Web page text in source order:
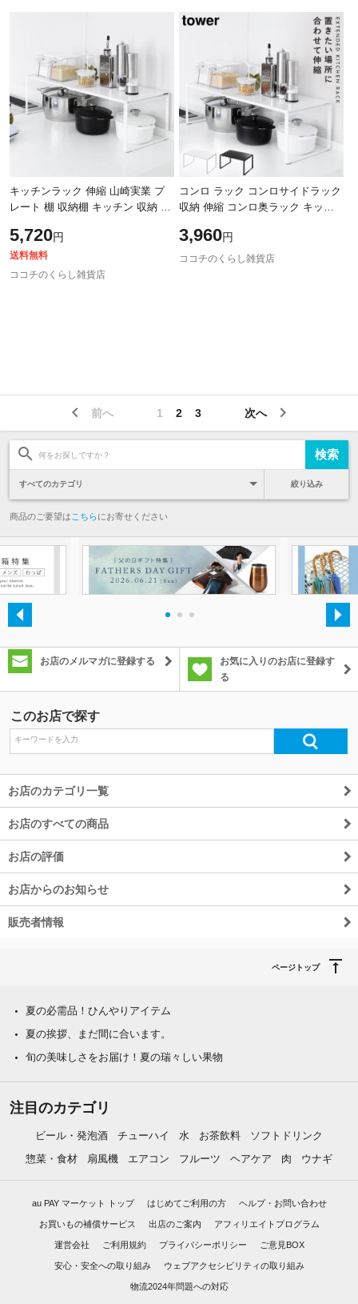
キッチンラック 伸縮 山崎実業 プ
レート 棚 収納棚 キッチン 収納 伸
5,720円
送料無料
ココチのくらし雑貨店
コンロ ラック コンロサイドラック
収納 伸縮 コンロ奥ラック キッチ
tower ホワイト ブラック 山崎実
3,960円
ココチのくらし雑貨店
前へ 次へ
1 2 3
絞り込み
商品のご要望は こちらにお寄せください
お店のメルマガに登録する
お気に入りのお店に登録す
る
このお店で探す
お店のカテゴリ一覧
お店のすべての商品
お店の評価
お店からのお知らせ
販売者情報
ページトップ
夏の必需品！ひんやりアイテム
夏の挨拶、まだ間に合います。
旬の美味しさをお届け！夏の瑞々しい果物
注目のカテゴリ
ビール・発泡酒 チューハイ 水 お茶飲料
ソフトドリンク
惣菜・食材
扇風機 エアコン フルーツ ヘアケア 肉 ウナギ
au PAY マーケット トップ はじめてご利用の方 ヘルプ・お問い合わせ
お買いもの補償サービス 出店のご案内 アフィリエイトプログラム
運営会社 ご利用規約 プライバシーポリシー ご意見BOX
安心・安全への取り組み ウェブアクセシビリティの取り組み
物流2024年問題への対応